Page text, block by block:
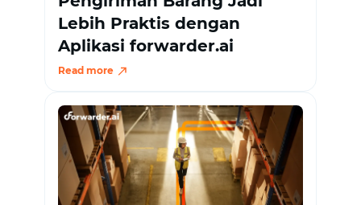
Lebih Praktis dengan
Aplikasi forwarder.ai
Read more